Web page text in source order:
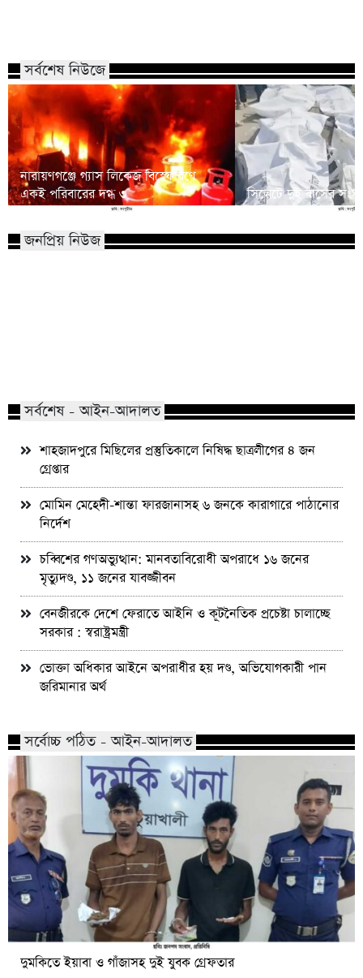
সর্বশেষ নিউজে
নারায়ণগঞ্জে গ্যাস লিকেজ বিস্ফোরণে
একই পরিবারের দগ্ধ ৩
সিলেটে দুই বাসের
জনপ্রিয় নিউজ
সর্বশেষ - আইন-আদালত
শাহজাদপুরে মিছিলের প্রস্তুতিকালে নিষিদ্ধ ছাত্রলীগের ৪ জন
গ্রেপ্তার
মোমিন মেহেদী-শান্তা ফারজানাসহ ৬ জনকে কারাগারে পাঠানোর
নির্দেশ
চব্বিশের গণঅভ্যুত্থান: মানবতাবিরোধী অপরাধে ১৬ জনের
মৃত্যুদণ্ড, ১১ জনের যাবজ্জীবন
বেনজীরকে দেশে ফেরাতে আইনি ও কূটনৈতিক প্রচেষ্টা চালাচ্ছে
সরকার : স্বরাষ্ট্রমন্ত্রী
ভোক্তা অধিকার আইনে অপরাধীর হয় দণ্ড, অভিযোগকারী পান
জরিমানার অর্থ
সর্বোচ্চ পঠিত - আইন-আদালত
দুমকিতে ইয়াবা ও গাঁজাসহ দুই যুবক গ্রেফতার